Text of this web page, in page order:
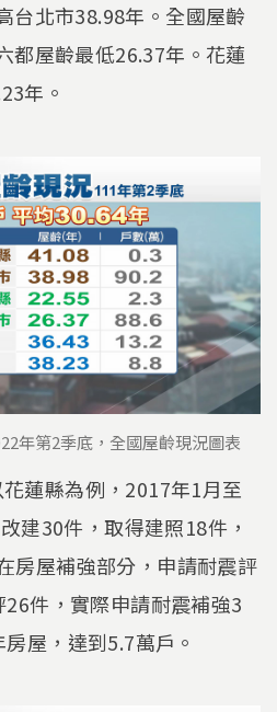
台北市38.98年。全國屋齡
都屋齡最低26.37年。花蓮
年。
年第2季底，全國屋齡現況圖表
蓮縣為例，2017年1月至
建30件，取得建照18件，
房屋補強部分，申請耐震評
件，實際申請耐震補強3
屋，達到5.7萬戶。